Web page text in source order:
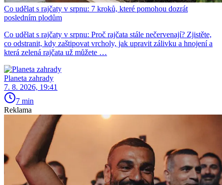
Co udělat s rajčaty v srpnu: 7 kroků, které pomohou dozrát
posledním plodům
Co udělat s rajčaty v srpnu: Proč rajčata stále nečervenají? Zjistěte,
co odstranit, kdy zaštipovat vrcholy, jak upravit zálivku a hnojení a
která zelená rajčata už můžete …
Planeta zahrady
7. 8. 2026, 19:41
7 min
Reklama